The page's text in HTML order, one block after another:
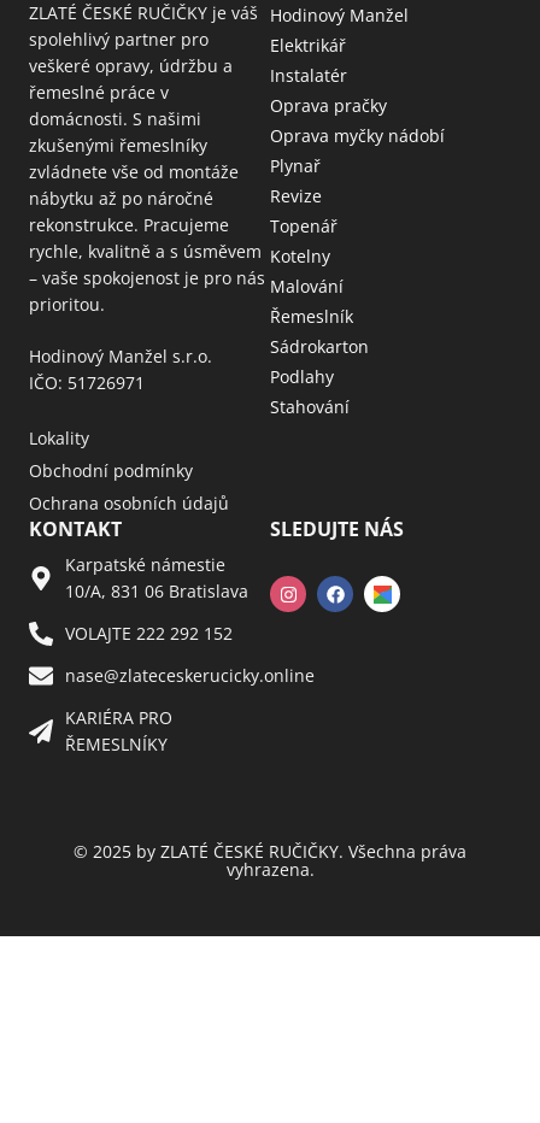
ZLATÉ ČESKÉ RUČIČKY je váš
spolehlivý partner pro
veškeré opravy, údržbu a
řemeslné práce v
domácnosti. S našimi
zkušenými řemeslníky
zvládnete vše od montáže
nábytku až po náročné
rekonstrukce. Pracujeme
rychle, kvalitně a s úsměvem
– vaše spokojenost je pro nás
prioritou.
Hodinový Manžel s.r.o.
IČO: 51726971
Lokality
Obchodní podmínky
Ochrana osobních údajů
Hodinový Manžel
Elektrikář
Instalatér
Oprava pračky
Oprava myčky nádobí
Plynař
Revize
Topenář
Kotelny
Malování
Řemeslník
Sádrokarton
Podlahy
Stahování
KONTAKT
Karpatské námestie
10/A, 831 06 Bratislava
VOLAJTE 222 292 152
nase@zlateceskerucicky.online
KARIÉRA PRO
ŘEMESLNÍKY
SLEDUJTE NÁS
© 2025 by ZLATÉ ČESKÉ RUČIČKY. Všechna práva
vyhrazena.